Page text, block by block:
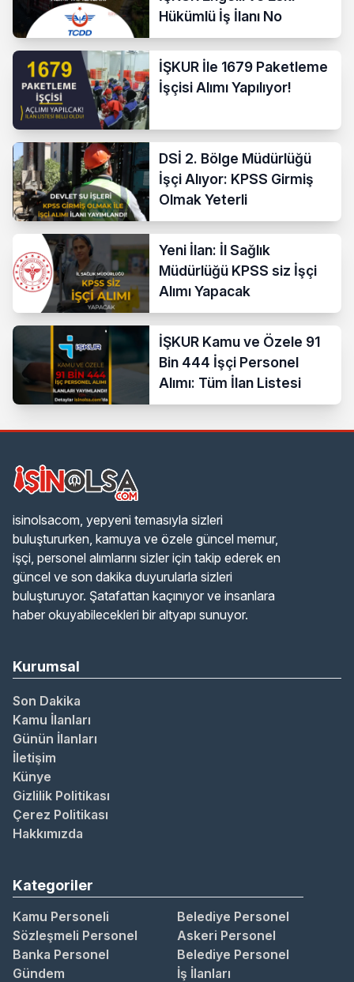
Hükümlü İş İlanı No
İŞKUR İle 1679 Paketleme
İşçisi Alımı Yapılıyor!
DSİ 2. Bölge Müdürlüğü
İşçi Alıyor: KPSS Girmiş
Olmak Yeterli
Yeni İlan: İl Sağlık
Müdürlüğü KPSS siz İşçi
Alımı Yapacak
İŞKUR Kamu ve Özele 91
Bin 444 İşçi Personel
Alımı: Tüm İlan Listesi
isinolsacom, yepyeni temasıyla sizleri
buluştururken, kamuya ve özele güncel memur,
işçi, personel alımlarını sizler için takip ederek en
güncel ve son dakika duyurularla sizleri
buluşturuyor. Şatafattan kaçınıyor ve insanlara
haber okuyabilecekleri bir altyapı sunuyor.
Kurumsal
Son Dakika
Kamu İlanları
Günün İlanları
İletişim
Künye
Gizlilik Politikası
Çerez Politikası
Hakkımızda
Kategoriler
Kamu Personeli
Belediye Personel
Sözleşmeli Personel
Askeri Personel
Banka Personel
Belediye Personel
Gündem
İş İlanları